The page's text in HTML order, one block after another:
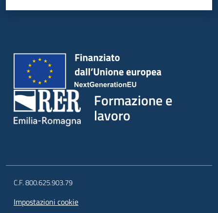
Formazione e
lavoro
C.F. 800.625.903.79
Impostazioni cookie